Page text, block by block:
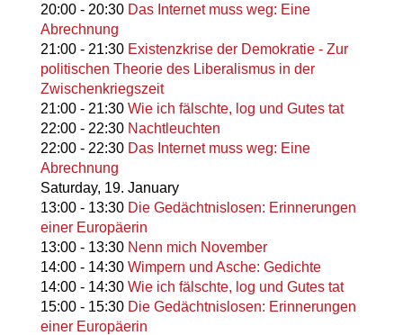
20:00- 20:30 Das Internet muss weg: Eine
Abrechnung
21:00- 21:30 Existenzkrise der Demokratie - Zur
politischen Theorie des Liberalismus in der
Zwischenkriegszeit
21:00- 21:30 Wie ich fälschte, log und Gutes tat
22:00- 22:30 Nachtleuchten
22:00- 22:30 Das Internet muss weg: Eine
Abrechnung
Saturday, 19. January
13:00- 13:30 Die Gedächtnislosen: Erinnerungen
einer Europäerin
13:00- 13:30 Nenn mich November
14:00- 14:30 Wimpern und Asche: Gedichte
14:00- 14:30 Wie ich fälschte, log und Gutes tat
15:00- 15:30 Die Gedächtnislosen: Erinnerungen
einer Europäerin